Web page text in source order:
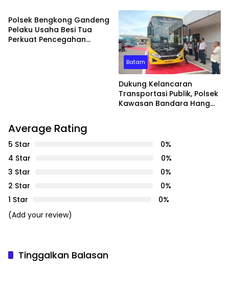
Masih Merasakan
Dampaknya”
Polsek Bengkong Gandeng
Pelaku Usaha Besi Tua
Perkuat Pencegahan
Batam
Dukung Kelancaran
Transportasi Publik, Polsek
Kawasan Bandara Hang
Average Rating
5 Star
0%
4 Star
0%
3 Star
0%
2 Star
0%
1 Star
0%
(Add your review)
Tinggalkan Balasan